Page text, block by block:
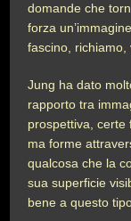
domande che
forza
fascino, richiamo,
Jung ha dato
rapporto tra
prospettiva, certe
ma forme
qualcosa che la
sua superficie
bene a questo